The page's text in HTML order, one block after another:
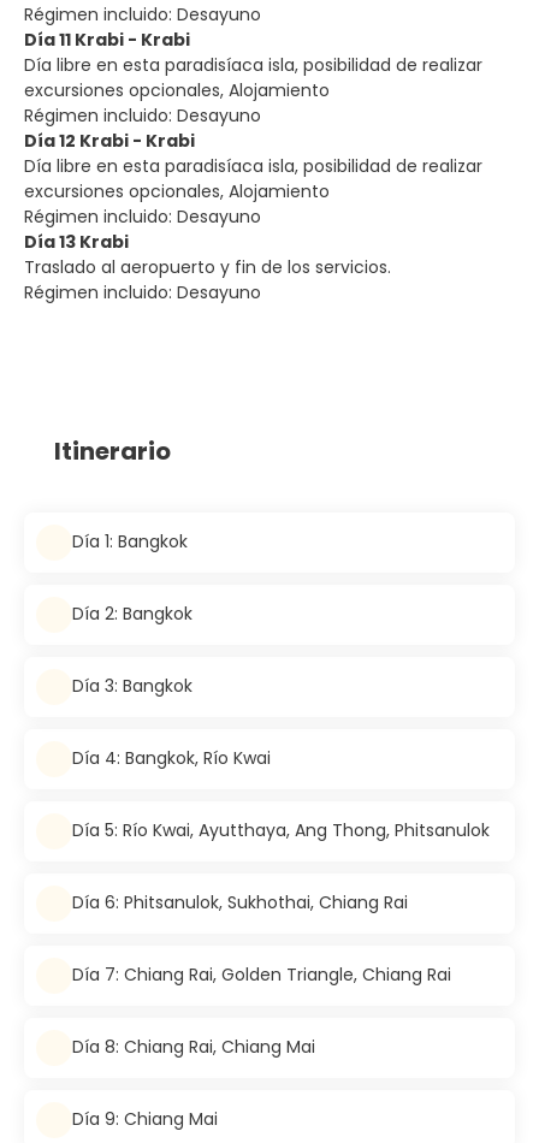
Régimen incluido: Desayuno
Día 11 Krabi - Krabi
Día libre en esta paradisíaca isla, posibilidad de realizar
excursiones opcionales, Alojamiento
Régimen incluido: Desayuno
Día 12 Krabi - Krabi
Día libre en esta paradisíaca isla, posibilidad de realizar
excursiones opcionales, Alojamiento
Régimen incluido: Desayuno
Día 13 Krabi
Traslado al aeropuerto y fin de los servicios.
Régimen incluido: Desayuno
Itinerario
Día 1: Bangkok
Día 2: Bangkok
Día 3: Bangkok
Día 4: Bangkok, Río Kwai
Día 5: Río Kwai, Ayutthaya, Ang Thong, Phitsanulok
Día 6: Phitsanulok, Sukhothai, Chiang Rai
Día 7: Chiang Rai, Golden Triangle, Chiang Rai
Día 8: Chiang Rai, Chiang Mai
Día 9: Chiang Mai